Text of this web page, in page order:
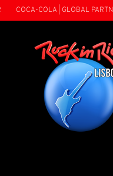
COCA-COLA | GLOBAL PARTNER